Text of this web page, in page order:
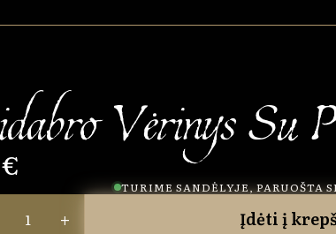
Vėrinys Su
TURIME SANDĖLYJE, PARUOŠTA
+ Įdėti į